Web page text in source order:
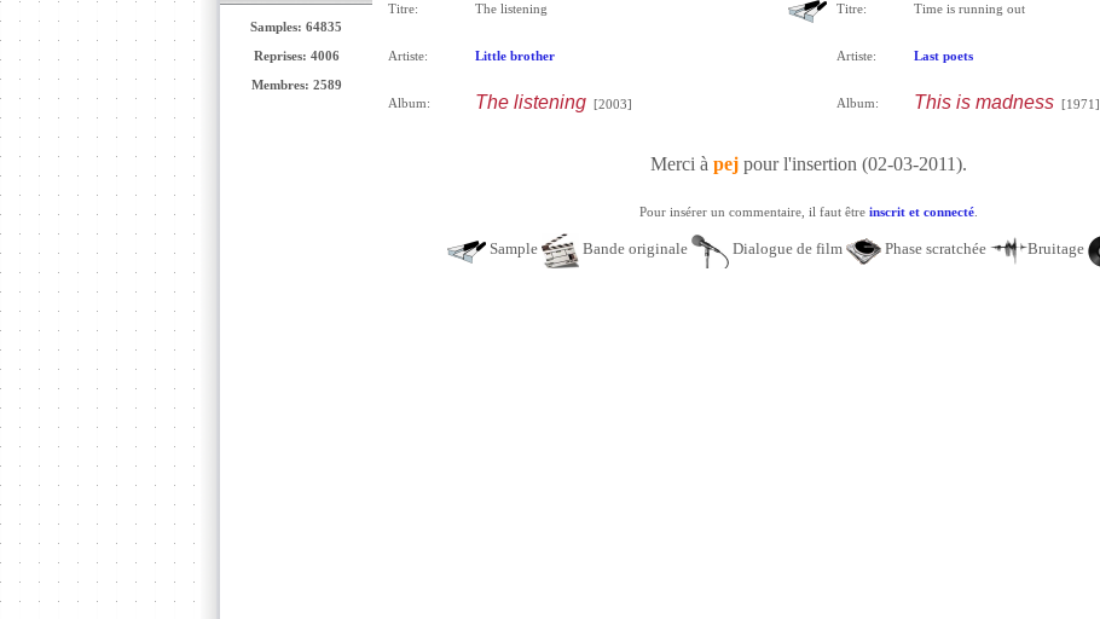
Samples: 64835
Reprises: 4006
Membres: 2589
Titre: The listening
Artiste: Little brother
Album: The listening[2003]
Titre: Time is running out
Artiste: Last poets
Album: This is madness[1971]
Merci à pejpour l'insertion (02-03-2011).
Pour insérer un commentaire, il faut être inscrit et connecté.
Sample Bande originale Dialogue de film Phase scratchée Bruitage